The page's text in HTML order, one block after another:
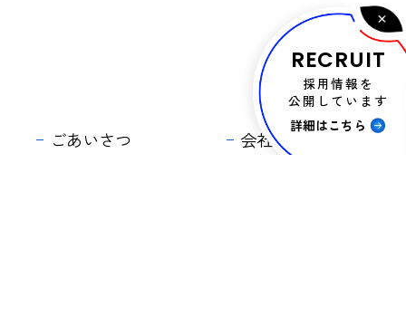
RECRUIT
採用情報を
公開しています
詳細はこちら
ごあいさつ
会社概要